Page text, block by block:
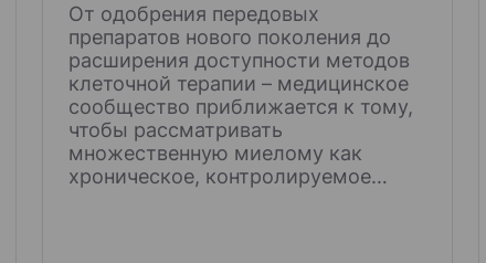
От одобрения передовых
препаратов нового поколения до
расширения доступности методов
клеточной терапии – медицинское
сообщество приближается к тому,
чтобы рассматривать
множественную миелому как
хроническое, контролируемое…